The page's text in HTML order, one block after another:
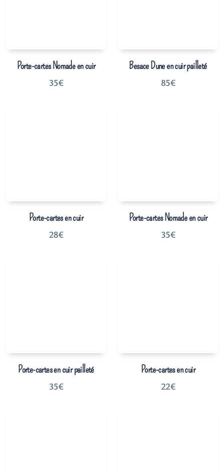
Porte-cartes Nomade en cuir
35€
Besace Dune en cuir pailleté
85€
Porte-cartes en cuir
28€
Porte-cartes Nomade en cuir
35€
Porte-cartes en cuir pailleté
35€
Porte-cartes en cuir
22€